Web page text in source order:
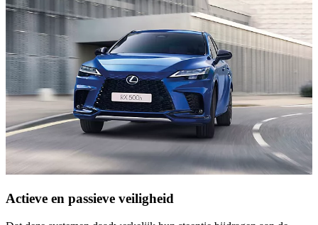
Actieve en passieve veiligheid